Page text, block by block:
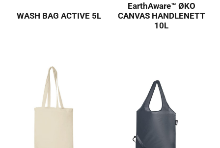
WASH BAG ACTIVE 5L
EarthAware™ ØKO
CANVAS HANDLENETT
10L